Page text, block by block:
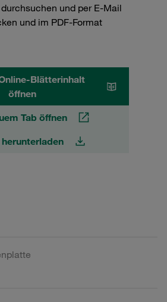
und per E-Mail
und im PDF-Format
Blätterinhalt
öffnen
Tab öffnen
herunterladen